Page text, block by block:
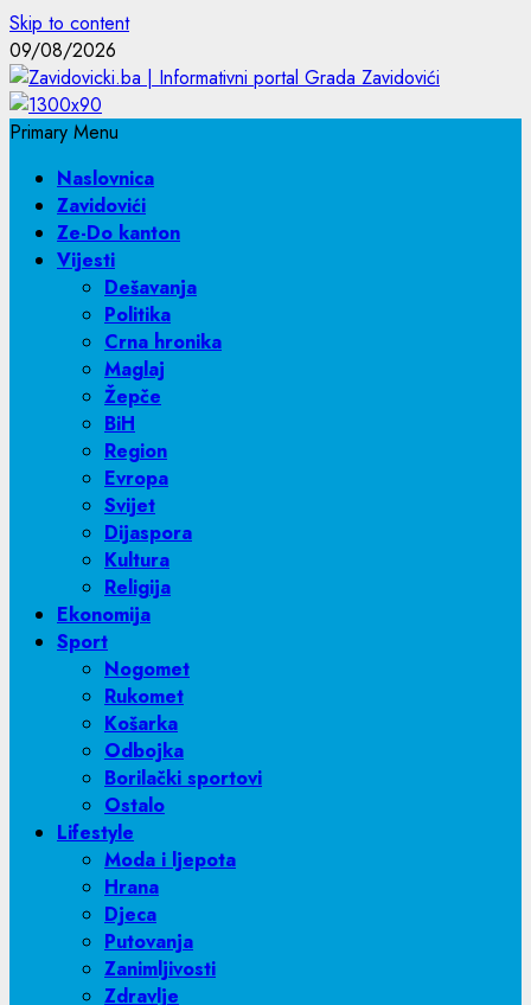
Skip to content
09/08/2026
Primary Menu
Naslovnica
Zavidovići
Ze-Do kanton
Vijesti
Dešavanja
Politika
Crna hronika
Maglaj
Žepče
BiH
Region
Evropa
Svijet
Dijaspora
Kultura
Religija
Ekonomija
Sport
Nogomet
Rukomet
Košarka
Odbojka
Borilački sportovi
Ostalo
Lifestyle
Moda i ljepota
Hrana
Djeca
Putovanja
Zanimljivosti
Zdravlje